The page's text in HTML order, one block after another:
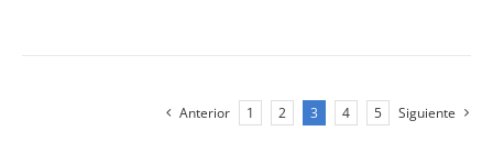
opciones
se
Anterior 1 2 3 4 5 Siguiente